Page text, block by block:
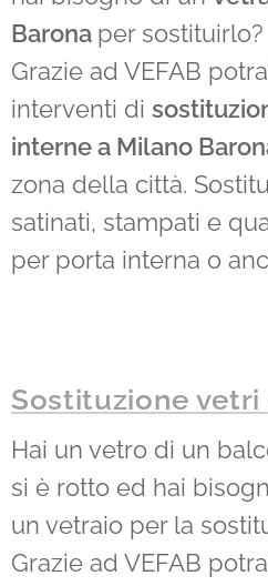
Barona per sostituirlo?
Grazie ad VEFAB
interventi di
interne a Milano
zona della città.
satinati, stampati e
per porta interna o
Sostituzione
Hai un vetro di un
si è rotto ed hai
un vetraio per la
Grazie ad VEFAB